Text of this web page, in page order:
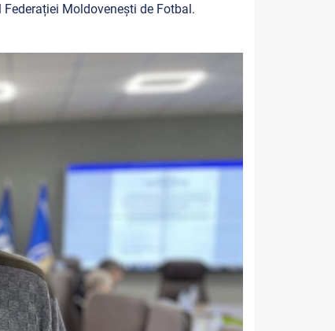
Moldovenești de Fotbal.